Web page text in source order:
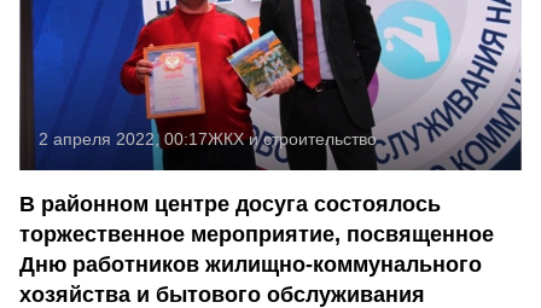
2 апреля 2022, 00:17ЖКХ и строительство
В районном центре досуга состоялось
торжественное мероприятие, посвященное
Дню работников жилищно-коммунального
хозяйства и бытового обслуживания